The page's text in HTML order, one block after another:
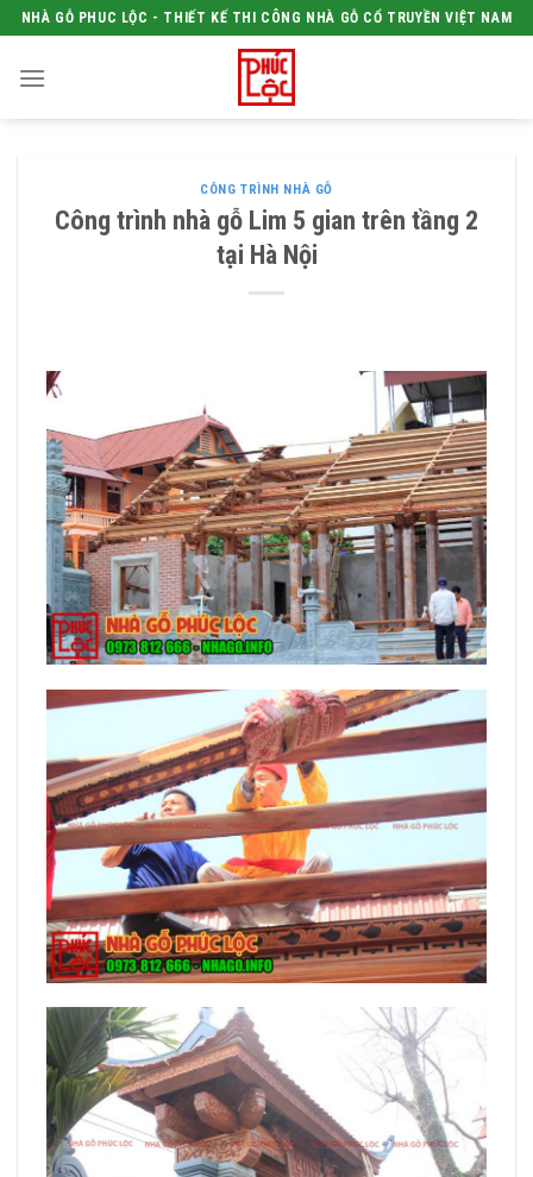
Skip
to
content
NHÀ GỖ PHUC LỘC - THIẾT KẾ THI CÔNG NHÀ GỖ CỔ TRUYỀN VIỆT NAM
CÔNG TRÌNH NHÀ GỖ
Công trình nhà gỗ Lim 5 gian trên tầng 2
tại Hà Nội